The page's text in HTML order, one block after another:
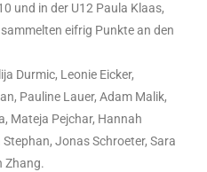
und in der U12 Paula Klaas,
eifrig Punkte an den
Durmic, Leonie Eicker,
Pauline Lauer, Adam Malik,
Mateja Pejchar, Hannah
Jonas Schroeter, Sara
Zhang.